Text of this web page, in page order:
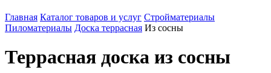
Главная Каталог товаров и услуг Стройматериалы
Пиломатериалы Доска террасная Из сосны
Террасная доска из сосны